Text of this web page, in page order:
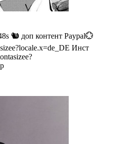
🐿️ доп контент Paypal💮
Инст